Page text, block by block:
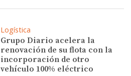
Logística
Grupo Diario acelera la
renovación de su flota con la
incorporación de otro
vehículo 100% eléctrico